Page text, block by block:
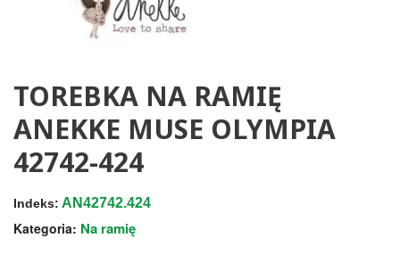
TOREBKA NA RAMIĘ
ANEKKE MUSE OLYMPIA
42742-424
Indeks: AN42742.424
Kategoria: Na ramię